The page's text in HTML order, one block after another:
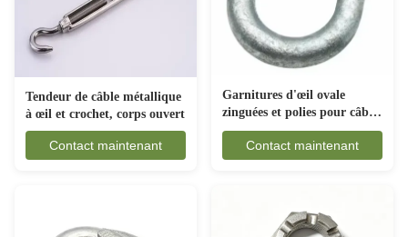
Tendeur de câble métallique
à œil et crochet, corps ouvert
Contact maintenant
Garnitures d'œil ovale
zinguées et polies pour câbles
électriques
Contact maintenant